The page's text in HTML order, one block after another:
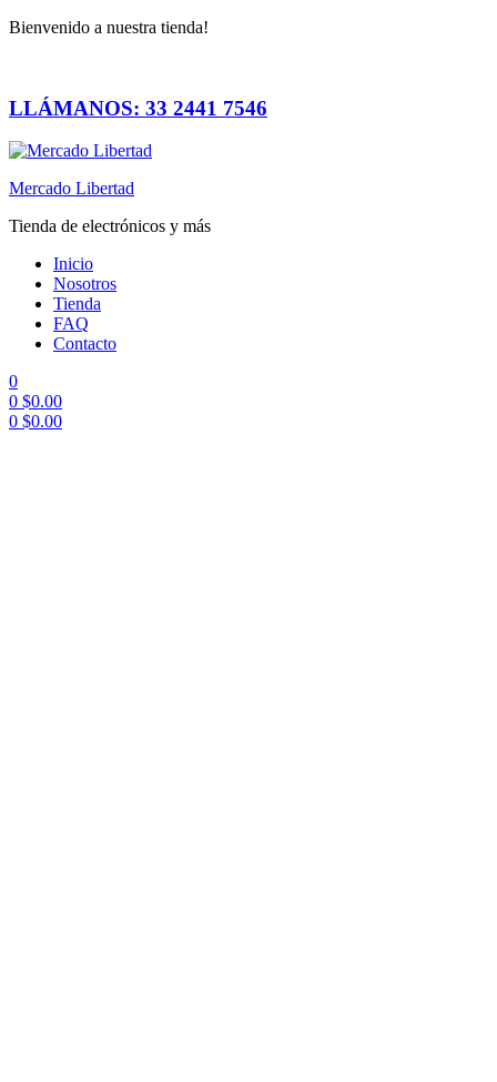
Bienvenido a nuestra tienda!
LLÁMANOS: 33 2441 7546
Mercado Libertad
Tienda de electrónicos y más
Inicio
Nosotros
Tienda
FAQ
Contacto
0
0 $0.00
0 $0.00